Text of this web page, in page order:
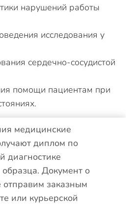
нарушений работы
исследования у
сердечно-сосудистой
помощи пациентам при
медицинские
диплом по
диагностике
образца. Документ о
отправим заказным
или курьерской